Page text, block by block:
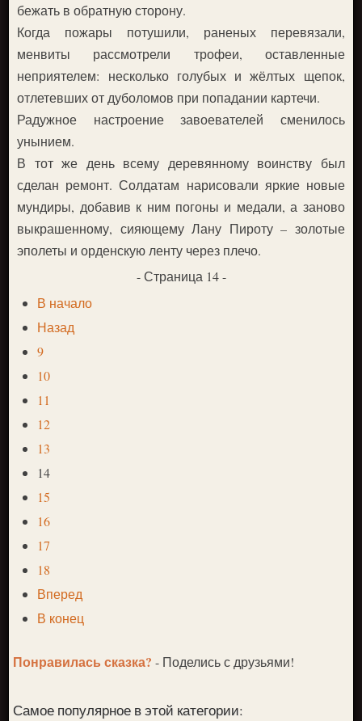
бежать в обратную сторону.
Когда пожары потушили, раненых перевязали,
менвиты рассмотрели трофеи, оставленные
неприятелем: несколько голубых и жёлтых щепок,
отлетевших от дуболомов при попадании картечи.
Радужное настроение завоевателей сменилось
унынием.
В тот же день всему деревянному воинству был
сделан ремонт. Солдатам нарисовали яркие новые
мундиры, добавив к ним погоны и медали, а заново
выкрашенному, сияющему Лану Пироту – золотые
эполеты и орденскую ленту через плечо.
- Страница 14 -
В начало
Назад
9
10
11
12
13
14
15
16
17
18
Вперед
В конец
Понравилась сказка?- Поделись с друзьями!
Самое популярное в этой категории: